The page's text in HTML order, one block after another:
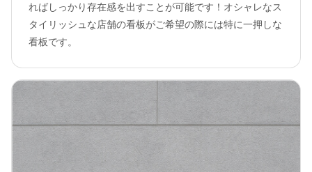
ればしっかり存在感を出すことが可能です！オシャレなス
タイリッシュな店舗の看板がご希望の際には特に一押しな
看板です。